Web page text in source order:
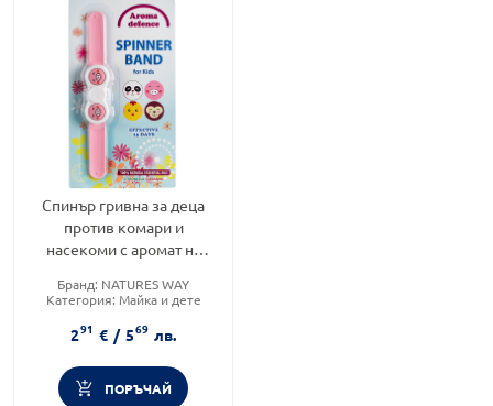
Спинър гривна за деца
против комари и
насекоми с аромат на
Aroma Defence
Бранд: NATURES WAY
Категория: Майка и дете
291 € / 569 лв.
ПОРЪЧАЙ